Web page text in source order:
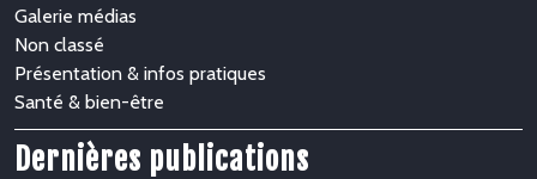
Galerie médias
Non classé
Présentation & infos pratiques
Santé & bien-être
Dernières publications